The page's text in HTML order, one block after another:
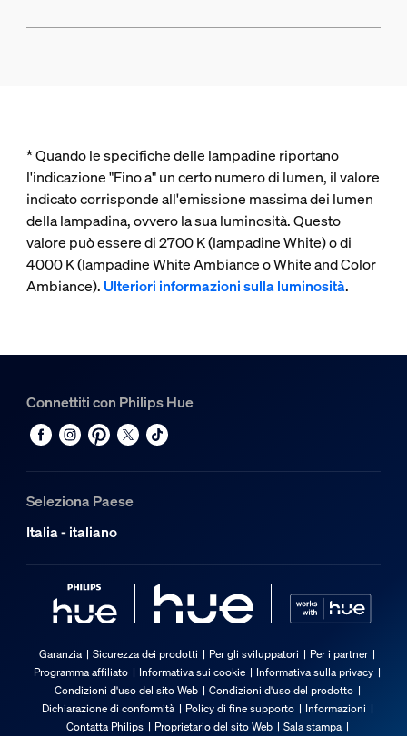
* Quando le specifiche delle lampadine riportano
l'indicazione "Fino a" un certo numero di lumen, il valore
indicato corrisponde all'emissione massima dei lumen
della lampadina, ovvero la sua luminosità. Questo
valore può essere di 2700 K (lampadine White) o di
4000 K (lampadine White Ambiance o White and Color
Ambiance).Ulteriori informazioni sulla luminosità.
Connettiti con Philips Hue
Seleziona Paese
Italia - italiano
Garanzia Sicurezza dei prodotti Per gli sviluppatori
Per i partner
Programma affiliato
Informativa sui cookie
Informativa sulla privacy
Condizioni d'uso del sito Web
Condizioni d'uso del prodotto
Dichiarazione di conformità
Policy di fine supporto
Informazioni
Contatta Philips
Proprietario del sito Web Sala stampa